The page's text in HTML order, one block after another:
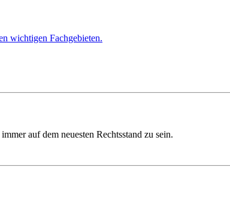
wichtigen Fachgebieten.
auf dem neuesten Rechtsstand zu sein.